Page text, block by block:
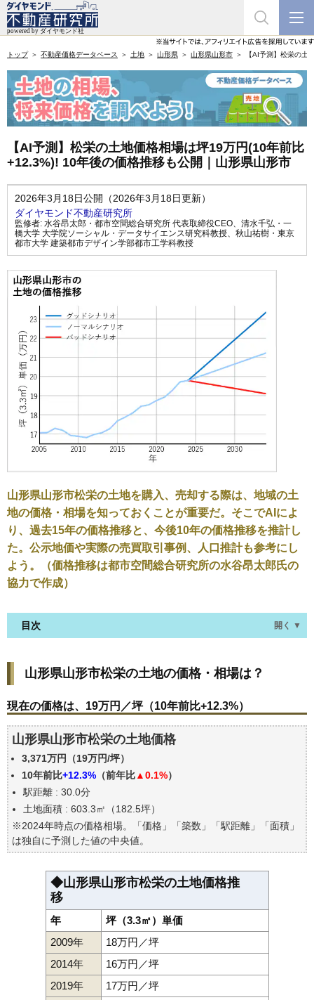
トップ 不動産価格データベース 土地 山形県 山形県山形市 【AI予測】松栄の
【AI予測】松栄の土地価格相場は坪19万円(10年前比
+12.3%)! 10年後の価格推移も公開｜山形県山形市
2026年3月18日公開（2026年3月18日更新）
ダイヤモンド不動産研究所
監修者: 水谷昂太郎・都市空間総合研究所 代表取締役CEO、 清水千弘・一
橋大学 大学院ソーシャル・データサイエンス研究科教授、 秋山祐樹・東京
都市大学 建築都市デザイン学部都市工学科教授
山形県山形市松栄の土地を購入、売却する際は、地域の土
地の価格・相場を知っておくことが重要だ。そこでAIによ
り、過去15年の価格推移と、今後10年の価格推移を推計し
た。公示地価や実際の売買取引事例、人口推計も参考にし
よう。（価格推移は都市空間総合研究所の水谷昂太郎氏の
協力で作成）
目次 開く ▼
現在の価格は、19万円／坪（10年前比+12.3%）
価格を詳細に分析しよう
山形県山形市松栄の土地の過去の売買事例
公示地価はいくら
エリアの将来性を人口予想から検討しよう
自分の年収でいくらの不動産が買える？
山形県山形市松栄の土地の価格・相場は？
現在の価格は、19万円／坪（10年前比+12.3%）
山形県山形市松栄の土地価格
3,371万円（19万円/坪）
10年前比+12.3% （前年比▲0.1%）
駅距離 : 30.0分
土地面積 : 603.3㎡（182.5坪）
※2024年時点の価格相場。「価格」「築数」「駅距離」「面積」
は独自に予測した値の中央値。
◆山形県山形市松栄の土地価格推
移
年
坪（3.3㎡）単価
2009年
18万円／坪
2014年
16万円／坪
2019年
17万円／坪